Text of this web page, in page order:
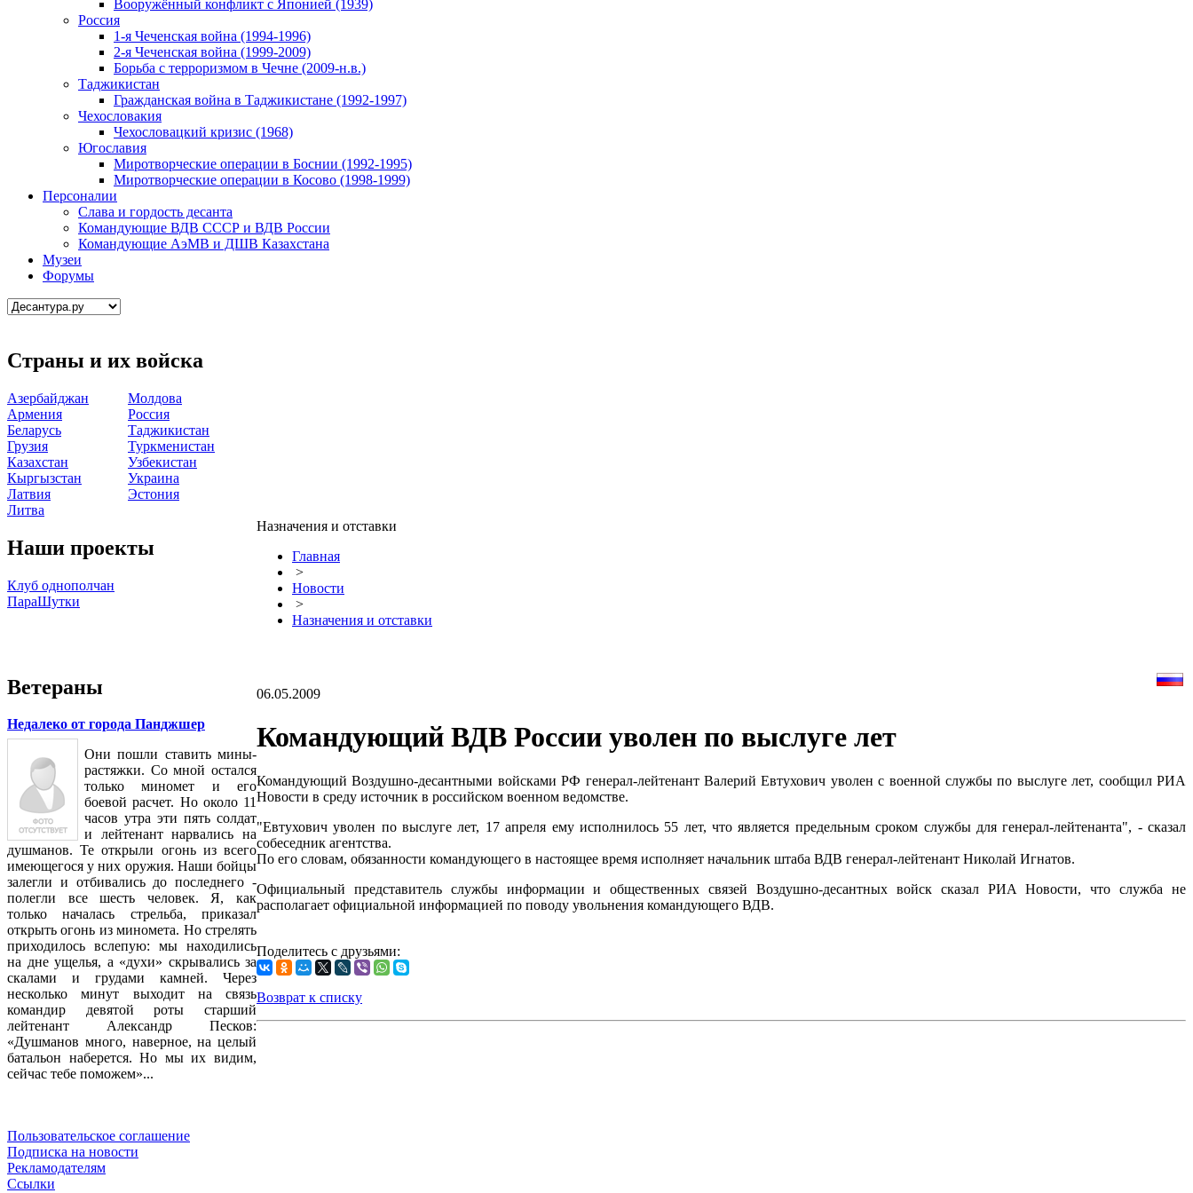
Вооружённый конфликт с Японией (1939)
Россия
1-я Чеченская война (1994-1996)
2-я Чеченская война (1999-2009)
Борьба с терроризмом в Чечне (2009-н.в.)
Таджикистан
Гражданская война в Таджикистане (1992-1997)
Чехословакия
Чехословацкий кризис (1968)
Югославия
Миротворческие операции в Боснии (1992-1995)
Миротворческие операции в Косово (1998-1999)
Персоналии
Слава и гордость десанта
Командующие ВДВ СССР и ВДВ России
Командующие АэМВ и ДШВ Казахстана
Музеи
Форумы
Страны и их войска
Азербайджан
Армения
Беларусь
Грузия
Казахстан
Кыргызстан
Латвия
Литва
Молдова
Россия
Таджикистан
Туркменистан
Узбекистан
Украина
Эстония
Наши проекты
Клуб однополчан
ПараШутки
Ветераны
Недалеко от города Панджшер
Они пошли ставить мины-
растяжки. Со мной остался
только миномет и его
боевой расчет. Но около 11
часов утра эти пять солдат
и лейтенант нарвались на
душманов. Те открыли огонь из всего
имеющегося у них оружия. Наши бойцы
залегли и отбивались до последнего -
полегли все шесть человек. Я, как
только началась стрельба, приказал
открыть огонь из миномета. Но стрелять
приходилось вслепую: мы находились
на дне ущелья, а «духи» скрывались за
скалами и грудами камней. Через
несколько минут выходит на связь
командир девятой роты старший
лейтенант Александр Песков:
«Душманов много, наверное, на целый
батальон наберется. Но мы их видим,
сейчас тебе поможем»...
Пользовательское соглашение
Подписка на новости
Рекламодателям
Ссылки
Назначения и отставки
Главная
>
Новости
>
Назначения и отставки
06.05.2009
Командующий ВДВ России уволен по выслуге лет
Командующий Воздушно-десантными войсками РФ генерал-лейтенант Валерий Евтухович уволен с военной службы по выслуге лет, сообщил РИА
Новости в среду источник в российском военном ведомстве.
"Евтухович уволен по выслуге лет, 17 апреля ему исполнилось 55 лет, что является предельным сроком службы для генерал-лейтенанта", - сказал
собеседник агентства.
По его словам, обязанности командующего в настоящее время исполняет начальник штаба ВДВ генерал-лейтенант Николай Игнатов.
Официальный представитель службы информации и общественных связей Воздушно-десантных войск сказал РИА Новости, что служба не
располагает официальной информацией по поводу увольнения командующего ВДВ.
Поделитесь с друзьями:
Возврат к списку